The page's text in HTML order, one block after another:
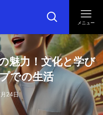
メニュー
魅力！文化と学び
での生活
24日